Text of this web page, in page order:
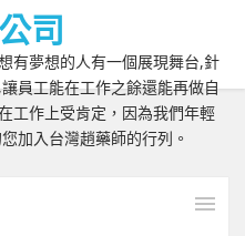
司
有夢想的人有一個展現舞台,針
員工能在工作之餘還能再做自
工作上受肯定，因為我們年輕
加入台灣趙藥師的行列。